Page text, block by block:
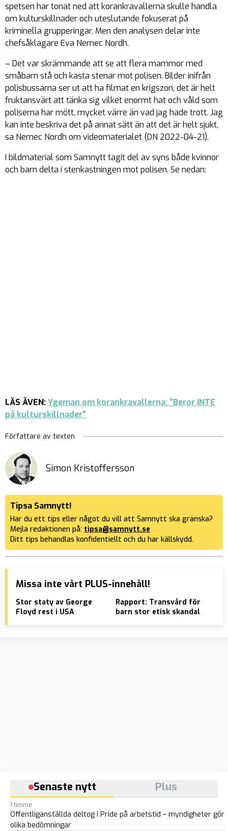
spetsen har tonat ned att korankravallerna skulle handla
om kulturskillnader och uteslutande fokuserat på
kriminella grupperingar. Men den analysen delar inte
chefsåklagare Eva Nemec Nordh.
– Det var skrämmande att se att flera mammor med
småbarn stå och kasta stenar mot polisen. Bilder inifrån
polisbussarna ser ut att ha filmat en krigszon, det är helt
fruktansvärt att tänka sig vilket enormt hat och våld som
poliserna har mött, mycket värre än vad jag hade trott. Jag
kan inte beskriva det på annat sätt än att det är helt sjukt,
sa Nemec Nordh om videomaterialet (DN 2022-04-21).
I bildmaterial som Samnytt tagit del av syns både kvinnor
och barn delta i stenkastningen mot polisen. Se nedan:
LÄS ÄVEN:Ygeman om korankravallerna: ”Beror INTE
på kulturskillnader”
Författare av texten
Simon Kristoffersson
Tipsa Samnytt!
Har du ett tips eller något du vill att Samnytt ska granska?
Mejla redaktionen på: tipsa@samnytt.se
Ditt tips behandlas konfidentiellt och du har källskydd.
Missa inte vårt PLUS-innehåll!
Stor staty av George
Floyd rest i USA
Rapport: Transvård för
barn stor etisk skandal
Senaste nytt Plus
1 timme
Offentliganställda deltog i Pride på arbetstid – myndigheter gör
olika bedömningar